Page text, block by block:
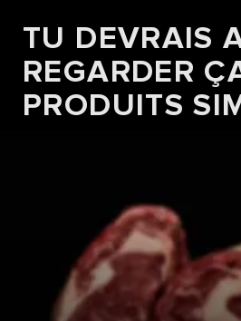
TU DEVRAIS
REGARDER
PRODUITS